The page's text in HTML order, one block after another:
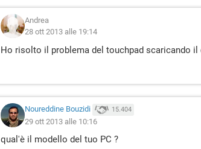
Andrea
28 ott 2013 alle 19:14
Ho risolto il problema del touchpad scaricando il
Noureddine Bouzidi 15.404
29 ott 2013 alle 10:16
qual'è il modello del tuo PC ?